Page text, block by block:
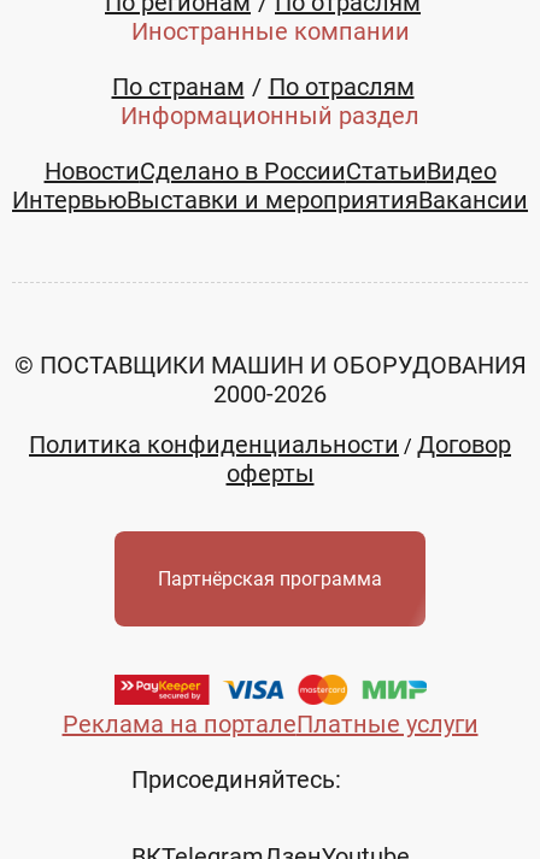
Иностранные компании
По странам
По отраслям
Информационный раздел
НовостиСделано в РоссииСтатьиВидео
ИнтервьюВыставки и мероприятияВакансии
Реклама на порталеПлатные услуги
© ПОСТАВЩИКИ МАШИН И ОБОРУДОВАНИЯ
2000-2026
Политика конфиденциальности / Договор
оферты
Партнёрская программа
Присоединяйтесь: